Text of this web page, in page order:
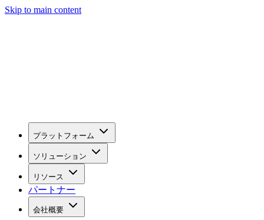
Skip to main content
プラットフォーム
ソリューション
リソース
パートナー
会社概要